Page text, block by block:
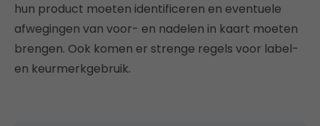
hun product moeten identificeren en eventuele
afwegingen van voor- en nadelen in kaart moeten
brengen. Ook komen er strenge regels voor label-
en keurmerkgebruik.